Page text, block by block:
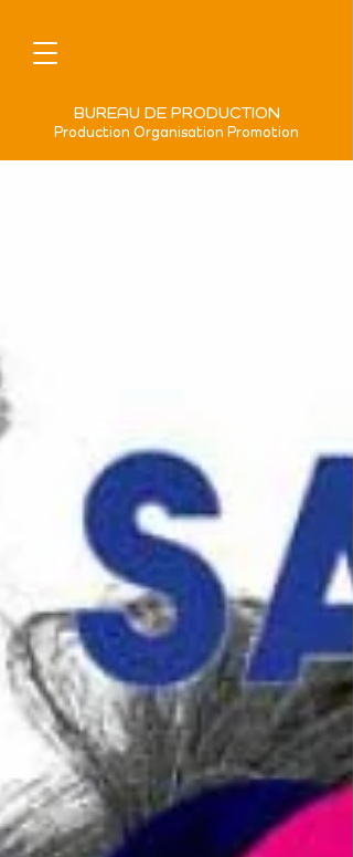
BUREAU DE PRODUCTION
Production Organisation Promotion